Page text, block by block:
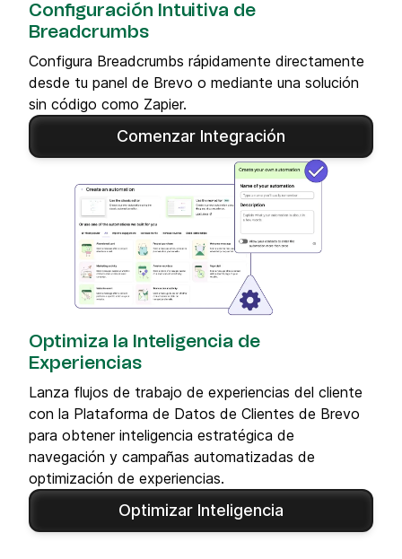
Configuración Intuitiva de
Breadcrumbs
Configura Breadcrumbs rápidamente directamente
desde tu panel de Brevo o mediante una solución
sin código como Zapier.
Comenzar Integración
Optimiza la Inteligencia de
Experiencias
Lanza flujos de trabajo de experiencias del cliente
con la Plataforma de Datos de Clientes de Brevo
para obtener inteligencia estratégica de
navegación y campañas automatizadas de
optimización de experiencias.
Optimizar Inteligencia